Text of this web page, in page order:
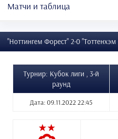
Матчи и таблица
"Ноттингем Форест" 2-0
Турнир: Кубок лиги , 3-й
раунд
Дата: 09.11.2022 22:45